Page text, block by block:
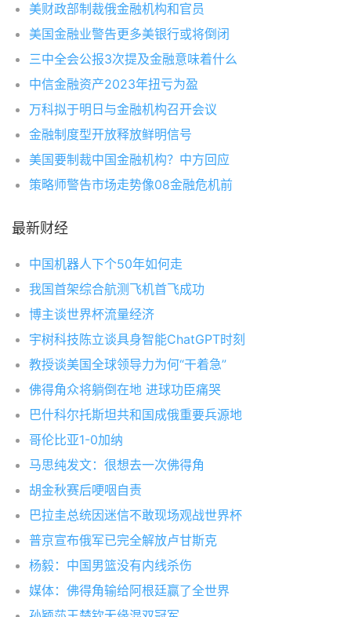
美财政部制裁俄金融机构和官员
美国金融业警告更多美银行或将倒闭
三中全会公报3次提及金融意味着什么
中信金融资产2023年扭亏为盈
万科拟于明日与金融机构召开会议
金融制度型开放释放鲜明信号
美国要制裁中国金融机构？中方回应
策略师警告市场走势像08金融危机前
最新财经
中国机器人下个50年如何走
我国首架综合航测飞机首飞成功
博主谈世界杯流量经济
宇树科技陈立谈具身智能ChatGPT时刻
教授谈美国全球领导力为何“干着急”
佛得角众将躺倒在地 进球功臣痛哭
巴什科尔托斯坦共和国成俄重要兵源地
哥伦比亚1-0加纳
马思纯发文：很想去一次佛得角
胡金秋赛后哽咽自责
巴拉圭总统因迷信不敢现场观战世界杯
普京宣布俄军已完全解放卢甘斯克
杨毅：中国男篮没有内线杀伤
媒体：佛得角输给阿根廷赢了全世界